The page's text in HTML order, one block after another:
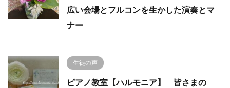
広い会場とフルコンを生かした演奏とマ
ナー
生徒の声
ピアノ教室【ハルモニア】 皆さまの